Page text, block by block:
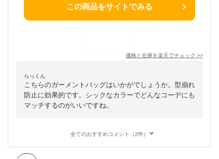
この商品をサイトでみる
価格と在庫を楽天でチェック >>
らっくん
こちらのガーメントバッグはいかがでしょうか。型崩れ
防止に効果的です。シックなカラーでどんなコーデにも
マッチするのがいいですね。
全てのおすすめコメント（2件）